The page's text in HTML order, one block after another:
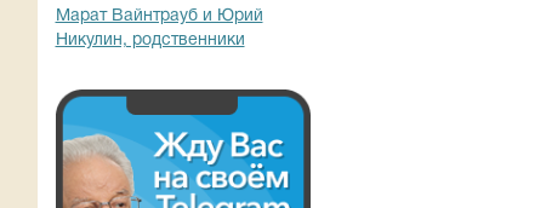
Марат Вайнтрауб и Юрий
Никулин, родственники